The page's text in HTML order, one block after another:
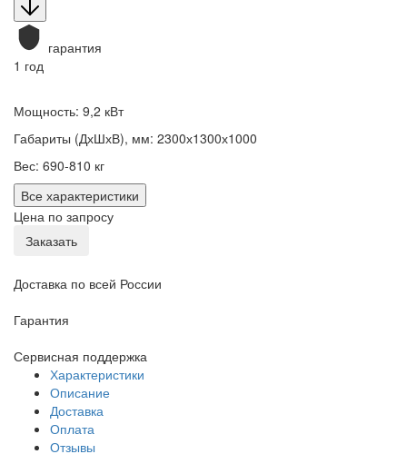
гарантия
1 год
Мощность: 9,2 кВт
Габариты (ДхШхВ), мм: 2300х1300х1000
Вес: 690-810 кг
Все характеристики
Цена по запросу
Заказать
Доставка по всей России
Гарантия
Сервисная поддержка
Характеристики
Описание
Доставка
Оплата
Отзывы